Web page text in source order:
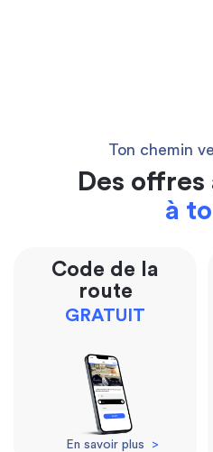
Ton chemin
Des
à
Code de la
route
GRATUIT
En savoir plus >